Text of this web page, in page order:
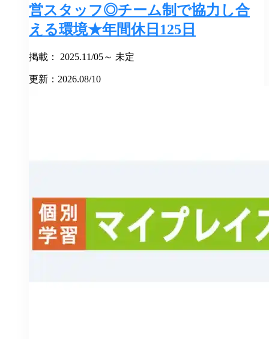
営スタッフ◎チーム制で協力し合
える環境★年間休日125日
掲載： 2025.11/05～ 未定
更新：2026.08/10